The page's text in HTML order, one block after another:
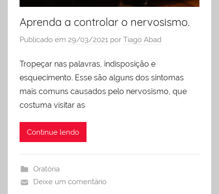
Aprenda a controlar o nervosismo.
Publicado em 29/03/2021 por Tiago Abad
Tropeçar nas palavras, indisposição e
esquecimento. Esse são alguns dos sintomas
mais comuns causados pelo nervosismo, que
costuma visitar as
Continue lendo
Oratória
Deixe um comentário